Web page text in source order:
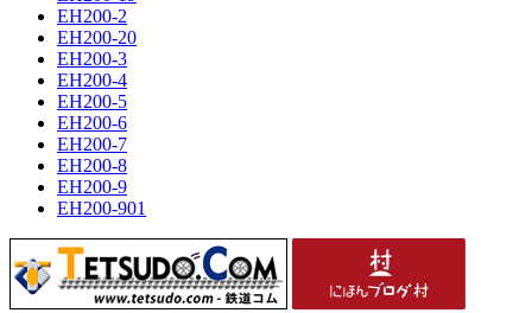
EH200-2
EH200-20
EH200-3
EH200-4
EH200-5
EH200-6
EH200-7
EH200-8
EH200-9
EH200-901